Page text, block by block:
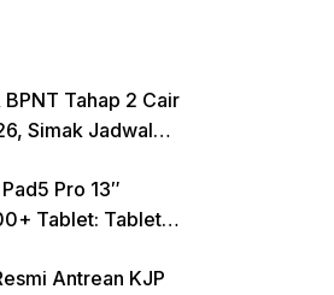
BPNT Tahap 2 Cair
Simak Jadwal
Pro 13″
Tablet: Tablet
Harga Terjangkau
Antrean KJP